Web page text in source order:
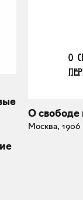
О свободе
Москва, 1906